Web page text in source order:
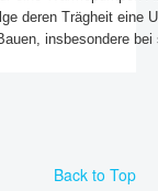
deren Trägheit
insbesondere
Back to Top